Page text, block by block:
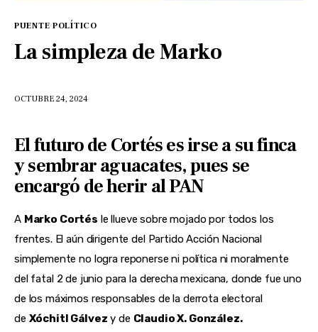
PUENTE POLÍTICO
La simpleza de Marko
OCTUBRE 24, 2024
El futuro de Cortés es irse a su finca
y sembrar aguacates, pues se
encargó de herir al PAN
A Marko Cortés le llueve sobre mojado por todos los
frentes. El aún dirigente del Partido Acción Nacional
simplemente no logra reponerse ni política ni moralmente
del fatal 2 de junio para la derecha mexicana, donde fue uno
de los máximos responsables de la derrota electoral
de Xóchitl Gálvez y de Claudio X. González.